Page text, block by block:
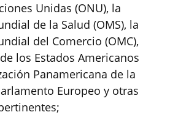
Unidas (ONU), la
de la Salud (OMS), la
del Comercio (OMC),
los Estados Americanos
Panamericana de la
Europeo y otras